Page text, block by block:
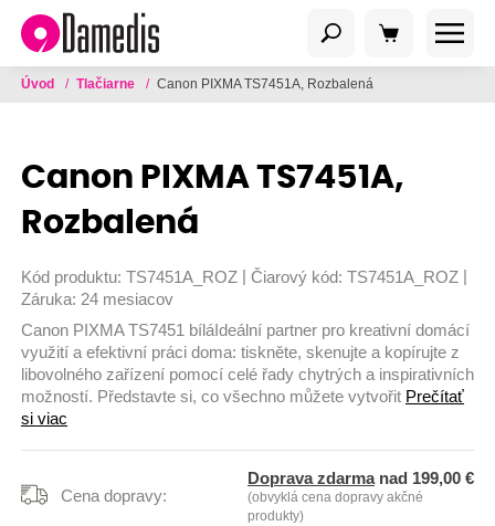
Úvod / Tlačiarne / Canon PIXMA TS7451A, Rozbalená
Canon PIXMA TS7451A,
Rozbalená
Kód produktu: TS7451A_ROZ Čiarový kód: TS7451A_ROZ
Záruka: 24 mesiacov
Canon PIXMA TS7451 bíláIdeální partner pro kreativní domácí
využití a efektivní práci doma: tiskněte, skenujte a kopírujte z
libovolného zařízení pomocí celé řady chytrých a inspirativních
možností. Představte si, co všechno můžete vytvořit Prečítať
si viac
Cena dopravy:
Doprava zdarmanad 199,00 €
(obvyklá cena dopravy akčné
produkty)